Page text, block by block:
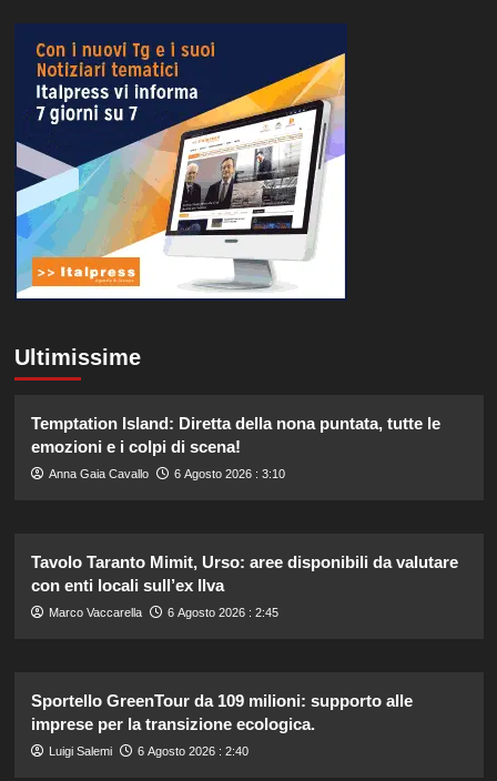
Ultimissime
Temptation Island: Diretta della nona puntata, tutte le
emozioni e i colpi di scena!
Anna Gaia Cavallo 6 Agosto 2026 : 3:10
Tavolo Taranto Mimit, Urso: aree disponibili da valutare
con enti locali sull’ex Ilva
Marco Vaccarella 6 Agosto 2026 : 2:45
Sportello GreenTour da 109 milioni: supporto alle
imprese per la transizione ecologica.
Luigi Salemi 6 Agosto 2026 : 2:40